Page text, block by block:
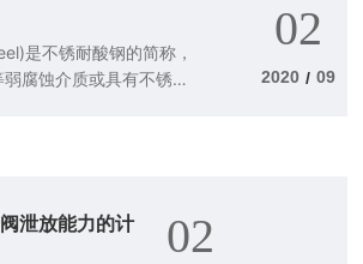
是不锈耐酸钢的简称，
腐蚀介质或具有不锈性
02
2020 / 09
泄放能力的计
02